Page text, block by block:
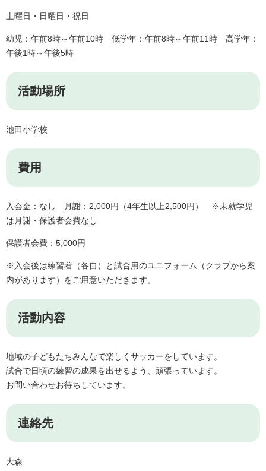
​土曜日・日曜日・祝日
幼児：午前8時～午前10時 低学年：午前8時～午前11時 高学年：
午後1時～午後5時
活動場所
池田小学校
費用
入会金：なし 月謝：2,000円（4年生以上2,500円） ※未就学児
は月謝・保護者会費なし
保護者会費：5,000円
※入会後は練習着（各自）と試合用のユニフォーム（クラブから案
内があります）をご用意いただきます。
活動内容
地域の子どもたちみんなで楽しくサッカーをしています。
試合で日頃の練習の成果を出せるよう、頑張っています。
お問い合わせお待ちしています。
連絡先
大森